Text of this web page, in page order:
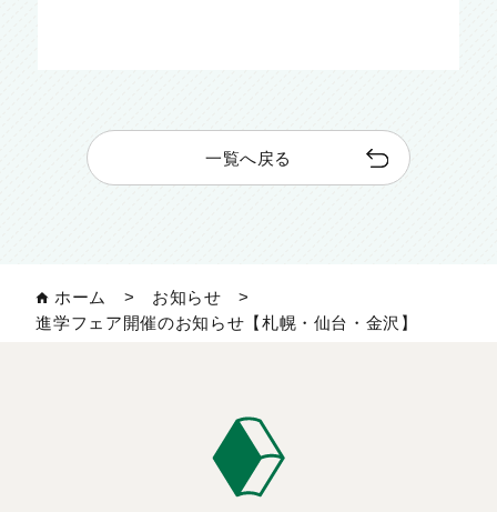
一覧へ戻る
ホーム > お知らせ >
進学フェア開催のお知らせ【札幌・仙台・金沢】